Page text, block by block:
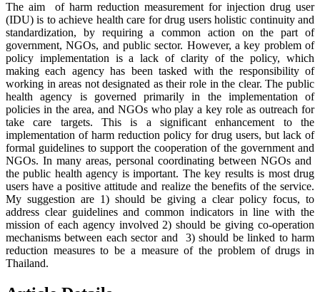
The aim of harm reduction measurement for injection drug user
(IDU) is to achieve health care for drug users holistic continuity and
standardization, by requiring a common action on the part of
government, NGOs, and public sector. However, a key problem of
policy implementation is a lack of clarity of the policy, which
making each agency has been tasked with the responsibility of
working in areas not designated as their role in the clear. The public
health agency is governed primarily in the implementation of
policies in the area, and NGOs who play a key role as outreach for
take care targets. This is a significant enhancement to the
implementation of harm reduction policy for drug users, but lack of
formal guidelines to support the cooperation of the government and
NGOs. In many areas, personal coordinating between NGOs and
the public health agency is important. The key results is most drug
users have a positive attitude and realize the benefits of the service.
My suggestion are 1) should be giving a clear policy focus, to
address clear guidelines and common indicators in line with the
mission of each agency involved 2) should be giving co-operation
mechanisms between each sector and 3) should be linked to harm
reduction measures to be a measure of the problem of drugs in
Thailand.